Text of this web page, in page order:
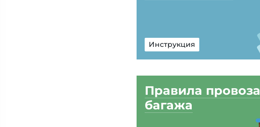
Инструкция
Правила провоза
багажа